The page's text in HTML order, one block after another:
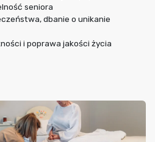
seniora
dbanie o unikanie
i poprawa jakości życia